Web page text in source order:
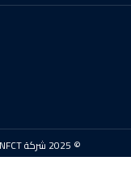
© 2025 شركة AINFCT للتدريب والاستشارات. جميع الحقوق محفوظة.